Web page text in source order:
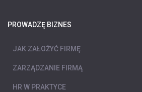
PROWADZĘ BIZNES
JAK ZAŁOŻYĆ FIRMĘ
ZARZĄDZANIE FIRMĄ
HR W PRAKTYCE